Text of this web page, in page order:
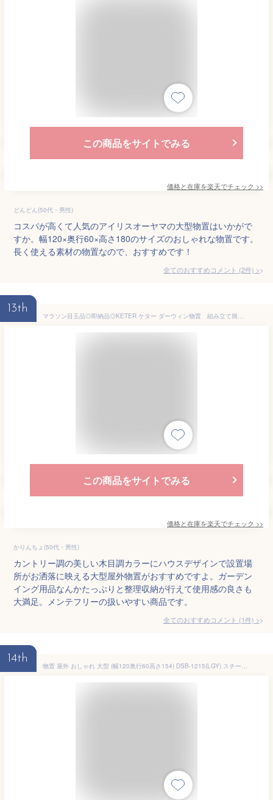
この商品をサイトでみる
価格と在庫を楽天でチェック >>
どんどん(50代・男性)
コスパが高くて人気のアイリスオーヤマの大型物置はいかがで
すか。幅120×奥行60×高さ180のサイズのおしゃれな物置です。
長く使える素材の物置なので、おすすめです！
全てのおすすめコメント (2件) >
13th
マラソン目玉品◎即納品◎KETER ケター ダーウィン物置 組み立て簡単 樹脂成型/メンテナンスフリー カントリー調 UV加工済み 換気口付 鍵の取付穴有 自然光用の明かり窓付 お庭作り 荷物 収納 DIY アウトドア 道具 納屋 釣り具
この商品をサイトでみる
価格と在庫を楽天でチェック >>
かりんちょ(50代・男性)
カントリー調の美しい木目調カラーにハウスデザインで設置場
所がお洒落に映える大型屋外物置がおすすめですよ。ガーデン
イング用品なんかたっぷりと整理収納が行えて使用感の良さも
大満足。メンテフリーの扱いやすい商品です。
全てのおすすめコメント (1件) >
14th
物置 屋外 おしゃれ 大型 (幅120奥行60高さ154) DSB-1215(LGY) スチール収納庫 スチール物置 物置き 大容量 山善 YAMAZEN ガーデンマスター 【送料無料】